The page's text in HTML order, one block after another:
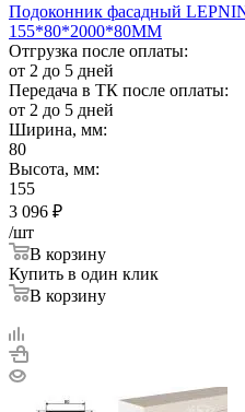
Подоконник фасадный
155*80*2000*80ММ
Отгрузка после оплаты:
от 2 до 5 дней
Передача в ТК после оплаты:
от 2 до 5 дней
Ширина, мм:
80
Высота, мм:
155
3 096 ₽
/шт
В корзину
Купить в один клик
В корзину